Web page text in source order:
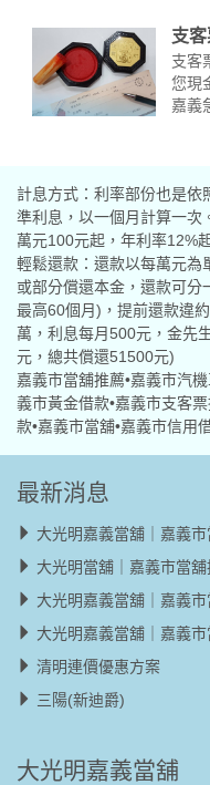
輕鬆
不時
當舖
轉當
支
支客
您現
嘉義
合法
問
計息方式：利率部份也是依
準利息，以一個月計算一次
萬元100元起，年利率12%
輕鬆還款：還款以每萬元為
或部分償還本金，還款可分
最高60個月)，提前還款違
萬，利息每月500元，金先
元，總共償還51500元)
嘉義市當舖推薦•嘉義市汽
義市黃金借款•嘉義市支客
款•嘉義市當舖•嘉義市信用
最新消息
大光明嘉義當舖｜嘉義
大光明當舖｜嘉義市當
大光明嘉義當舖｜嘉義
大光明嘉義當舖｜嘉義
清明連價優惠方案
三陽(新迪爵)
大光明嘉義當舖